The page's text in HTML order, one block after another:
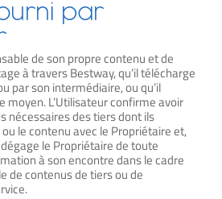
par
de son propre contenu et de
à travers Bestway, qu’il télécharge
par son intermédiaire, ou qu’il
L’Utilisateur confirme avoir
nécessaires des tiers dont ils
le contenu avec le Propriétaire et,
le Propriétaire de toute
à son encontre dans le cadre
de contenus de tiers ou de